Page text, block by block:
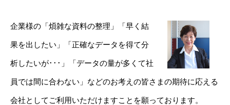
企業様の「煩雑な資料の整理」「早く結
果を出したい」「正確なデータを得て分
析したいが･･･」「データの量が多くて社
員では間に合わない」などのお考えの皆さまの期待に応える
会社としてご利用いただけますことを願っております。